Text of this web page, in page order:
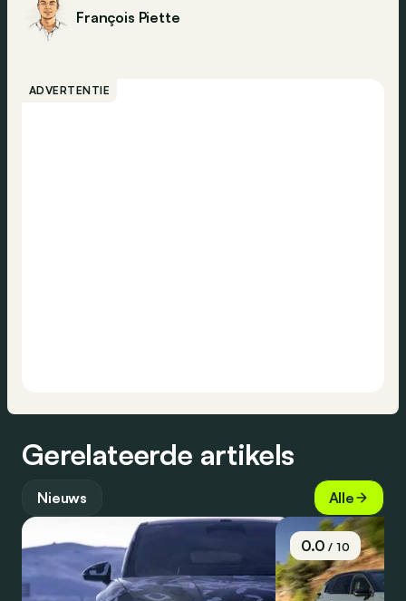
François Piette
ADVERTENTIE
Gerelateerde artikels
Nieuws Alle
0.0/ 10